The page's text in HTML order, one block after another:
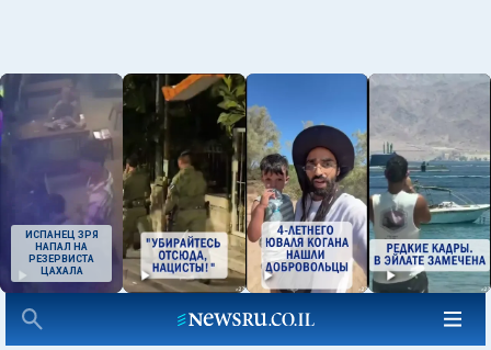
ИСПАНЕЦ ЗРЯ
НАПАЛ НА
РЕЗЕРВИСТА
ЦАХАЛА